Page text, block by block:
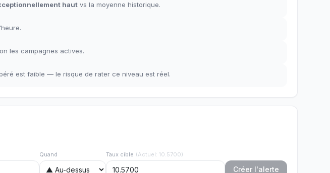
haut vs la moyenne historique.
.
les campagnes actives.
est faible — le risque de rater ce niveau est réel.
Quand Taux cible (Actuel: 10.5700)
Créer l'alerte